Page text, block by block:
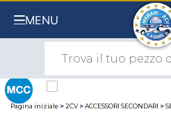
MENU
Pagina iniziale >2CV >ACCESSORI SECONDARI >